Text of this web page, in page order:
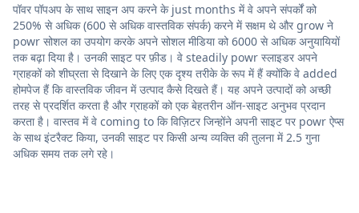
पॉवर पॉपअप के साथ साइन अप करने के just months में वे अपने संपर्कों को
250% से अधिक (600 से अधिक वास्तविक संपर्क) करने में सक्षम थे और grow ने
powr सोशल का उपयोग करके अपने सोशल मीडिया को 6000 से अधिक अनुयायियों
तक बढ़ा दिया है। उनकी साइट पर फ़ीड। वे steadily powr स्लाइडर अपने
ग्राहकों को शीघ्रता से दिखाने के लिए एक दृश्य तरीके के रूप में हैं क्योंकि वे added
होमपेज हैं कि वास्तविक जीवन में उत्पाद कैसे दिखते हैं। यह अपने उत्पादों को अच्छी
तरह से प्रदर्शित करता है और ग्राहकों को एक बेहतरीन ऑन-साइट अनुभव प्रदान
करता है। वास्तव में वे coming to कि विज़िटर जिन्होंने अपनी साइट पर powr ऐप्स
के साथ इंटरैक्ट किया, उनकी साइट पर किसी अन्य व्यक्ति की तुलना में 2.5 गुना
अधिक समय तक लगे रहे।